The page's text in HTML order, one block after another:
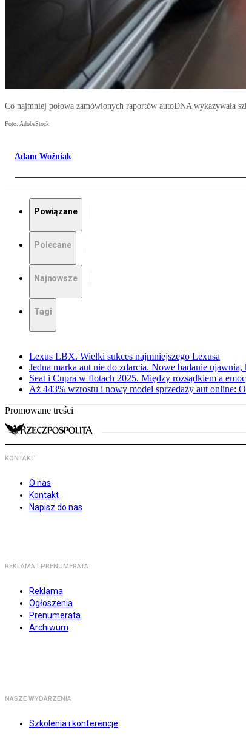
Co najmniej połowa zamówionych raportów autoDNA wykazywała
Foto: AdobeStock
Adam Woźniak
Powiązane
Polecane
Najnowsze
Tagi
Lexus LBX. Wielki sukces najmniejszego Lexusa
Jedna marka aut nie do zdarcia. Nowe badanie
Seat i Cupra w flotach 2025. Między rozsądkiem a
Aż 443% wzrostu i nowy model sprzedaży aut
Promowane treści
KONTAKT
O nas
Kontakt
Napisz do nas
REKLAMA I PRENUMERATA
Reklama
Ogłoszenia
Prenumerata
Archiwum
NASZE WYDARZENIA
Szkolenia i konferencje